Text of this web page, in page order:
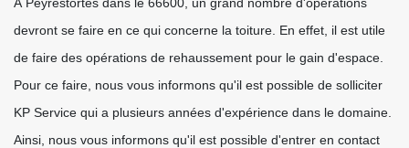
devront se faire en ce qui concerne la toiture. En effet, il est utile
de faire des opérations de rehaussement pour le gain d'espace.
Pour ce faire, nous vous informons qu'il est possible de solliciter
KP Service qui a plusieurs années d'expérience dans le domaine.
Ainsi, nous vous informons qu'il est possible d'entrer en contact